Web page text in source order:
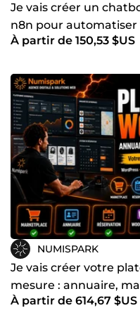
Nos prestations design
Wireframes Maquettes
systems
utilisateur et maximiser
Automatisation digitale
Le digital moderne
Nous aidons les
workflows via :
Automatisations métier
Chatbots Process
Résultat :
Gain de temps
Amélioration de la
opérationnels Pourquoi
Chez Numispark, nous
expertise technique.
Je vais créer un
n8n pour automatiser
À partir de 150,53 $US
NUMISPARK
Je vais créer votre
mesure : annuaire,
réservation
À partir de 614,67 $US